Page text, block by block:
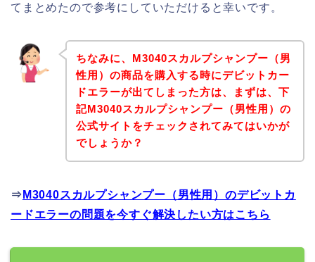
てまとめたので参考にしていただけると幸いです。
ちなみに、M3040スカルプシャンプー（男
性用）の商品を購入する時にデビットカー
ドエラーが出てしまった方は、まずは、下
記M3040スカルプシャンプー（男性用）の
公式サイトをチェックされてみてはいかが
でしょうか？
⇒ M3040スカルプシャンプー（男性用）のデビットカ
ードエラーの問題を今すぐ解決したい方はこちら